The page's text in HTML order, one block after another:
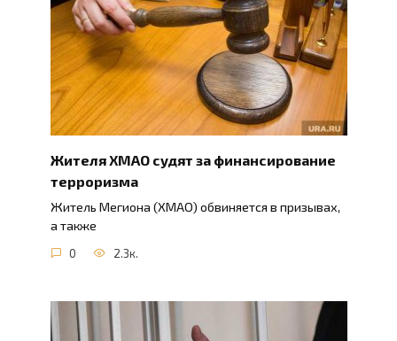
Жителя ХМАО судят за финансирование
терроризма
Житель Мегиона (ХМАО) обвиняется в призывах,
а также
0 2.3к.